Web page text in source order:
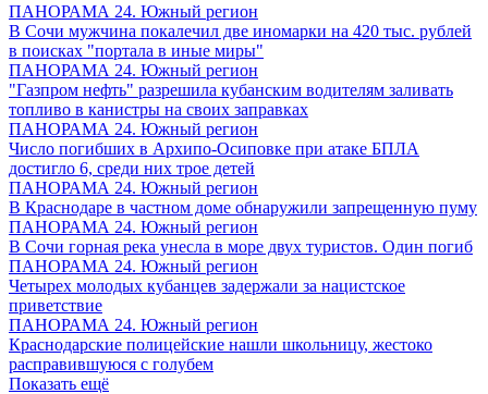
ПАНОРАМА 24. Южный регион
В Сочи мужчина покалечил две иномарки на 420 тыс. рублей
в поисках "портала в иные миры"
ПАНОРАМА 24. Южный регион
"Газпром нефть" разрешила кубанским водителям заливать
топливо в канистры на своих заправках
ПАНОРАМА 24. Южный регион
Число погибших в Архипо-Осиповке при атаке БПЛА
достигло 6, среди них трое детей
ПАНОРАМА 24. Южный регион
В Краснодаре в частном доме обнаружили запрещенную пуму
ПАНОРАМА 24. Южный регион
В Сочи горная река унесла в море двух туристов. Один погиб
ПАНОРАМА 24. Южный регион
Четырех молодых кубанцев задержали за нацистское
приветствие
ПАНОРАМА 24. Южный регион
Краснодарские полицейские нашли школьницу, жестоко
расправившуюся с голубем
Показать ещё